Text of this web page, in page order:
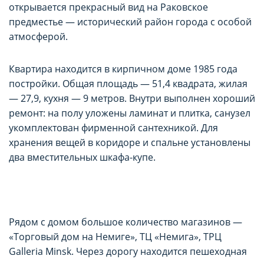
открывается прекрасный вид на Раковское
предместье — исторический район города с особой
атмосферой.
Квартира находится в кирпичном доме 1985 года
постройки. Общая площадь — 51,4 квадрата, жилая
— 27,9, кухня — 9 метров. Внутри выполнен хороший
ремонт: на полу уложены ламинат и плитка, санузел
укомплектован фирменной сантехникой. Для
хранения вещей в коридоре и спальне установлены
два вместительных шкафа-купе.
Рядом с домом большое количество магазинов —
«Торговый дом на Немиге», ТЦ «Немига», ТРЦ
Galleria Minsk. Через дорогу находится пешеходная